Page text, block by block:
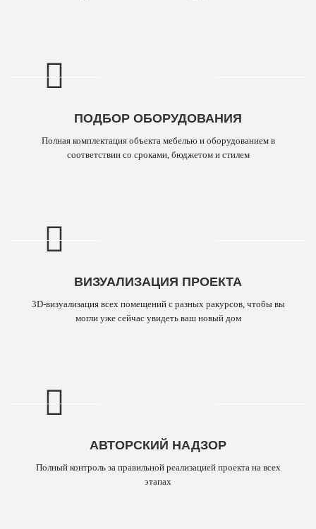
ПОДБОР ОБОРУДОВАНИЯ
Полная комплектация объекта мебелью и оборудованием в
соответствии со сроками, бюджетом и стилем
ВИЗУАЛИЗАЦИЯ ПРОЕКТА
3D-визуализация всех помещений с разных ракурсов, чтобы вы
могли уже сейчас увидеть ваш новый дом
АВТОРСКИЙ НАДЗОР
Полный контроль за правильной реализацией проекта на всех
этапах